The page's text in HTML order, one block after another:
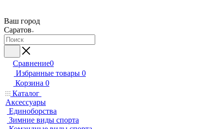
Ваш город
Саратов
Сравнение0
Избранные товары 0
Корзина 0
Каталог
Аксессуары
Единоборства
Зимние виды спорта